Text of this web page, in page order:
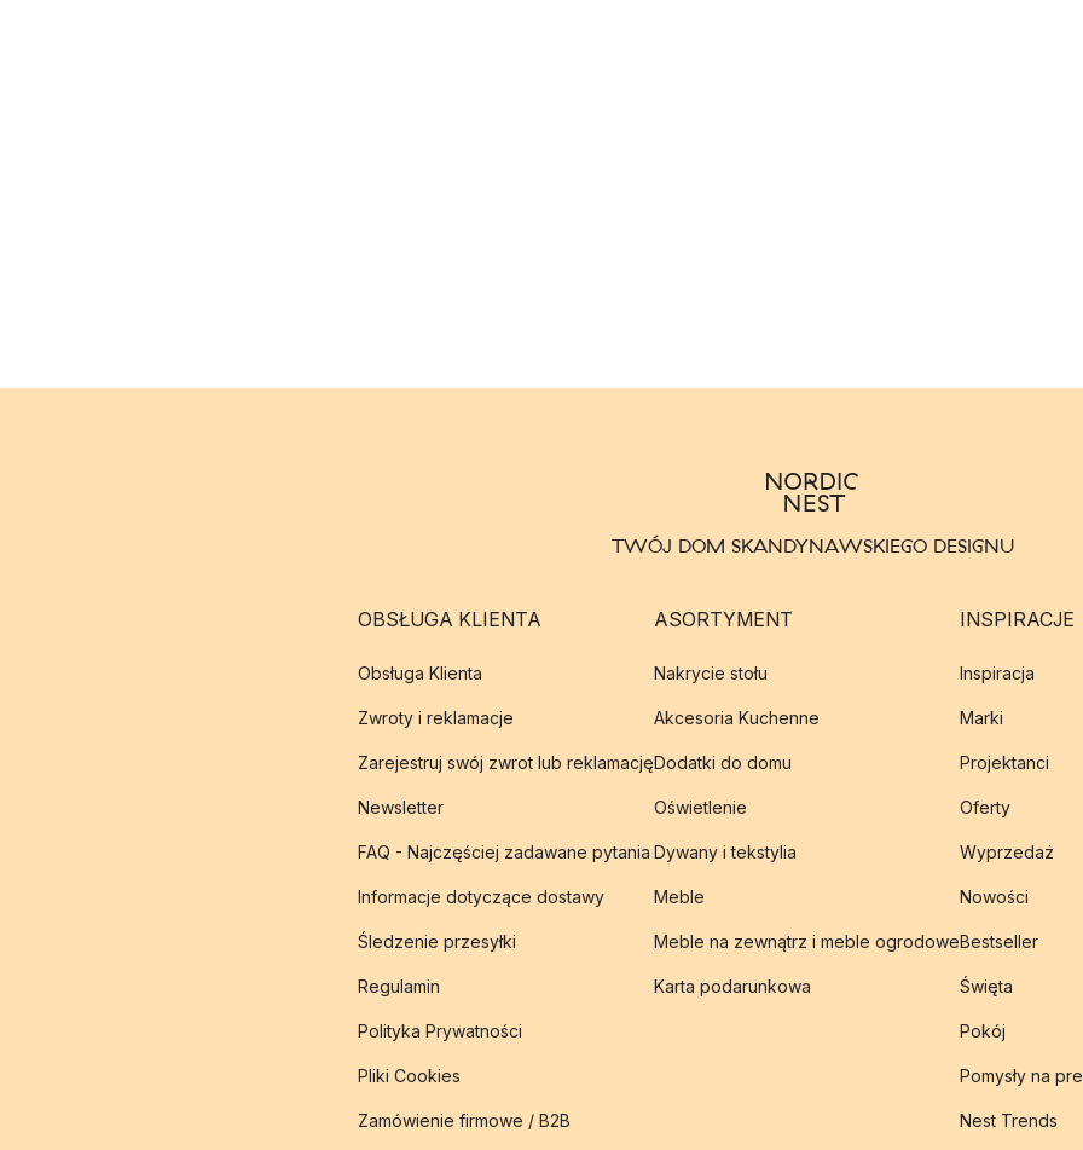
TWÓJ DOM SKANDYNAWSKIEGO DESIGNU
OBSŁUGA KLIENTA
Obsługa Klienta
Zwroty i reklamacje
Zarejestruj swój zwrot lub reklamację
Newsletter
FAQ - Najczęściej zadawane pytania
Informacje dotyczące dostawy
Śledzenie przesyłki
Regulamin
Polityka Prywatności
Pliki Cookies
Zamówienie firmowe / B2B
ASORTYMENT
Nakrycie stołu
Akcesoria Kuchenne
Dodatki do domu
Oświetlenie
Dywany i tekstylia
Meble
Meble na zewnątrz i meble ogrodowe
Karta podarunkowa
INSPIRACJE
Inspiracja
Marki
Projektanci
Oferty
Wyprzedaż
Nowości
Bestseller
Święta
Pokój
Pomysły na
Nest Trends